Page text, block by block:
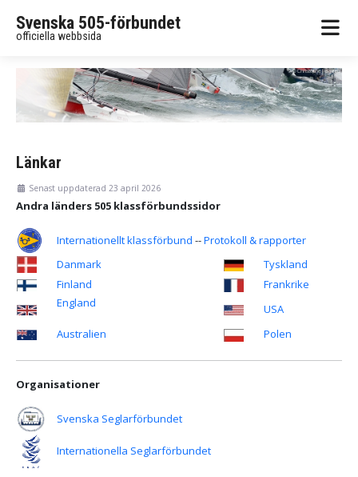
Svenska 505-förbundet
officiella webbsida
Länkar
Senast uppdaterad 23 april 2026
Andra länders 505 klassförbundssidor
Internationellt klassförbund --Protokoll & rapporter
Danmark
Tyskland
Finland
Frankrike
England
USA
Australien
Polen
Organisationer
Svenska Seglarförbundet
Internationella Seglarförbundet